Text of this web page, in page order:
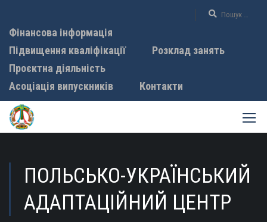
Фінансова інформація
Підвищення кваліфікації
Розклад занять
Проєктна діяльність
Асоціація випускників
Контакти
ПОЛЬСЬКО-УКРАЇНСЬКИЙ
АДАПТАЦІЙНИЙ ЦЕНТР